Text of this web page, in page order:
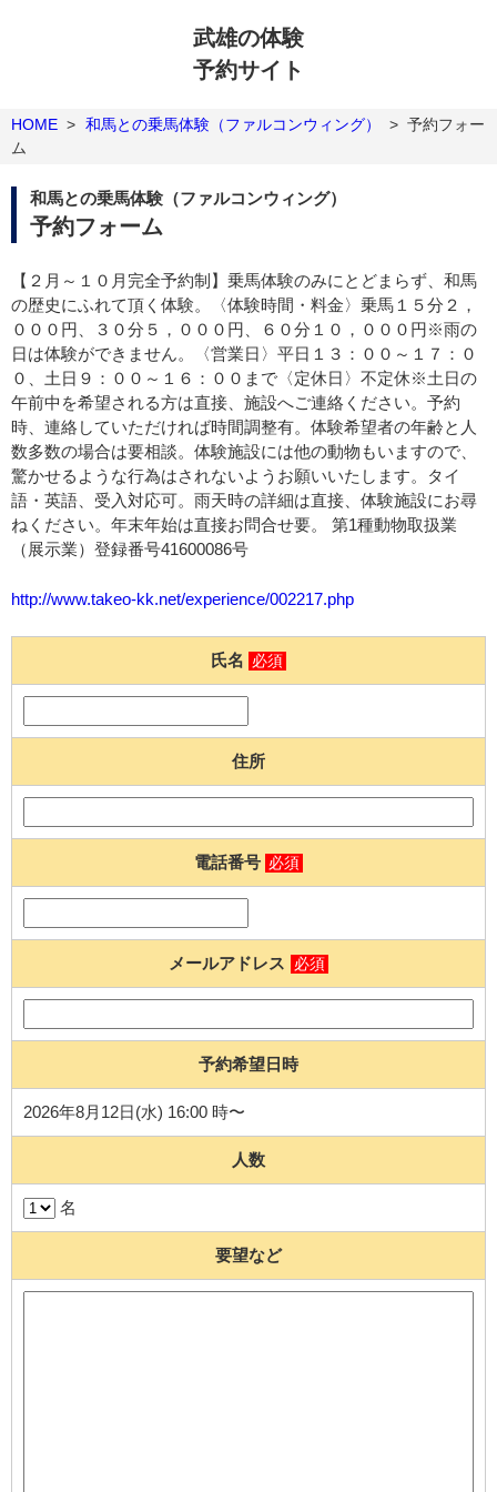
武雄の体験
予約サイト
HOME > 和馬との乗馬体験（ファルコンウィング） > 予約フォー
ム
和馬との乗馬体験（ファルコンウィング）
予約フォーム
【２月～１０月完全予約制】乗馬体験のみにとどまらず、和馬
の歴史にふれて頂く体験。〈体験時間・料金〉乗馬１５分２，
０００円、３０分５，０００円、６０分１０，０００円※雨の
日は体験ができません。〈営業日〉平日１３：００～１７：０
０、土日９：００～１６：００まで〈定休日〉不定休※土日の
午前中を希望される方は直接、施設へご連絡ください。予約
時、連絡していただければ時間調整有。体験希望者の年齢と人
数多数の場合は要相談。体験施設には他の動物もいますので、
驚かせるような行為はされないようお願いいたします。タイ
語・英語、受入対応可。雨天時の詳細は直接、体験施設にお尋
ねください。年末年始は直接お問合せ要。 第1種動物取扱業
（展示業）登録番号41600086号
http://www.takeo-kk.net/experience/002217.php
氏名 必須
住所
電話番号 必須
メールアドレス 必須
予約希望日時
2026年8月12日(水) 16:00 時〜
人数
名
要望など